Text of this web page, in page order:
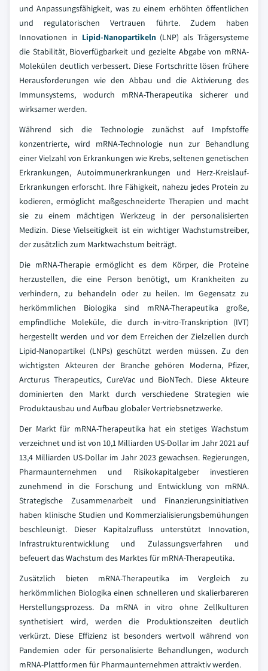
und Anpassungsfähigkeit, was zu einem erhöhten öffentlichen
und regulatorischen Vertrauen führte. Zudem haben
Innovationen in Lipid-Nanopartikeln (LNP) als Trägersysteme
die Stabilität, Bioverfügbarkeit und gezielte Abgabe von mRNA-
Molekülen deutlich verbessert. Diese Fortschritte lösen frühere
Herausforderungen wie den Abbau und die Aktivierung des
Immunsystems, wodurch mRNA-Therapeutika sicherer und
wirksamer werden.
Während sich die Technologie zunächst auf Impfstoffe
konzentrierte, wird mRNA-Technologie nun zur Behandlung
einer Vielzahl von Erkrankungen wie Krebs, seltenen genetischen
Erkrankungen, Autoimmunerkrankungen und Herz-Kreislauf-
Erkrankungen erforscht. Ihre Fähigkeit, nahezu jedes Protein zu
kodieren, ermöglicht maßgeschneiderte Therapien und macht
sie zu einem mächtigen Werkzeug in der personalisierten
Medizin. Diese Vielseitigkeit ist ein wichtiger Wachstumstreiber,
der zusätzlich zum Marktwachstum beiträgt.
Die mRNA-Therapie ermöglicht es dem Körper, die Proteine
herzustellen, die eine Person benötigt, um Krankheiten zu
verhindern, zu behandeln oder zu heilen. Im Gegensatz zu
herkömmlichen Biologika sind mRNA-Therapeutika große,
empfindliche Moleküle, die durch in-vitro-Transkription (IVT)
hergestellt werden und vor dem Erreichen der Zielzellen durch
Lipid-Nanopartikel (LNPs) geschützt werden müssen. Zu den
wichtigsten Akteuren der Branche gehören Moderna, Pfizer,
Arcturus Therapeutics, CureVac und BioNTech. Diese Akteure
dominierten den Markt durch verschiedene Strategien wie
Produktausbau und Aufbau globaler Vertriebsnetzwerke.
Der Markt für mRNA-Therapeutika hat ein stetiges Wachstum
verzeichnet und ist von 10,1 Milliarden US-Dollar im Jahr 2021 auf
13,4 Milliarden US-Dollar im Jahr 2023 gewachsen. Regierungen,
Pharmaunternehmen und Risikokapitalgeber investieren
zunehmend in die Forschung und Entwicklung von mRNA.
Strategische Zusammenarbeit und Finanzierungsinitiativen
haben klinische Studien und Kommerzialisierungsbemühungen
beschleunigt. Dieser Kapitalzufluss unterstützt Innovation,
Infrastrukturentwicklung und Zulassungsverfahren und
befeuert das Wachstum des Marktes für mRNA-Therapeutika.
Zusätzlich bieten mRNA-Therapeutika im Vergleich zu
herkömmlichen Biologika einen schnelleren und skalierbareren
Herstellungsprozess. Da mRNA in vitro ohne Zellkulturen
synthetisiert wird, werden die Produktionszeiten deutlich
verkürzt. Diese Effizienz ist besonders wertvoll während von
Pandemien oder für personalisierte Behandlungen, wodurch
mRNA-Plattformen für Pharmaunternehmen attraktiv werden.